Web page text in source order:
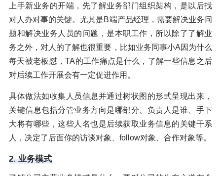
上手新业务的开端，先了解业务部门组织架构，是以后找
对人办对事的关键。尤其是B端产品经理，需要解决业务问
题和解决业务人员的问题，是本职工作，所以除了了解业
务之外，对人的了解也很重要，比如业务同事小A因为什么
每天被老板怼，TA的工作痛点是什么，了解一些信息之后
对后续工作开展会有一定促进作用。
具体做法如收集人员信息并通过树状图的形式呈现出来，
关键信息包括分管业务方向是哪部分、负责人是谁、手下
大将有哪些，这些人名也是后续获取业务信息的关键干系
人，决定了后面你的访谈对象、follow对象、合作对象等。
2. 业务模式